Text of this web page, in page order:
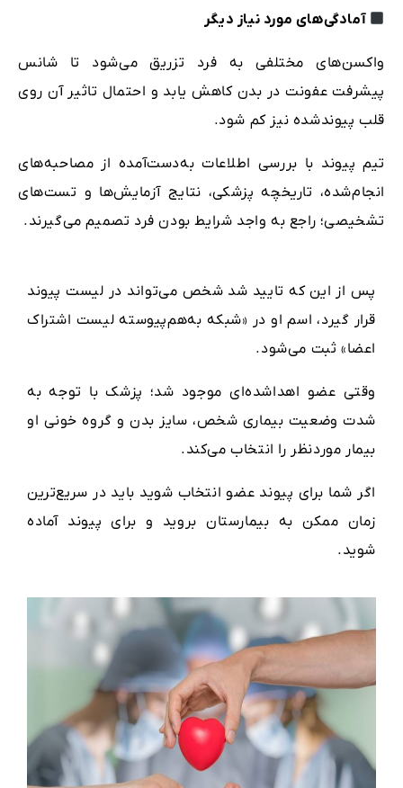
آمادگی‌های مورد نیاز دیگر
واکسن‌های مختلفی به فرد تزریق می‌شود تا شانس
پیشرفت عفونت در بدن کاهش یابد و احتمال تاثیر آن روی
قلب پیوندشده نیز کم شود.
تیم پیوند با بررسی اطلاعات به‌دست‌‌آمده از مصاحبه‌های
انجام‌شده، تاریخچه پزشکی، نتایج آزمایش‌ها و تست‌های
تشخیصی؛ راجع به واجد شرایط بودن فرد تصمیم می‌گیرند.
پس از این که تایید شد شخص می‌تواند در لیست پیوند
قرار گیرد، اسم او در «شبکه به‌هم‌پیوسته لیست اشتراک
اعضا» ثبت می‌شود.
وقتی عضو اهداشده‌‌ای موجود شد؛ پزشک با توجه به
شدت وضعیت بیماری شخص، سایز بدن و گروه خونی او
بیمار موردنظر را انتخاب می‌کند.
اگر شما برای پیوند عضو انتخاب شوید باید در سریع‌ترین
زمان ممکن به بیمارستان بروید و برای پیوند آماده
شوید.